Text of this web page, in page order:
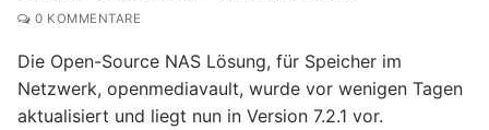
0 KOMMENTARE
Die Open-Source NAS Lösung, für Speicher im
Netzwerk, openmediavault, wurde vor wenigen Tagen
aktualisiert und liegt nun in Version 7.2.1 vor.